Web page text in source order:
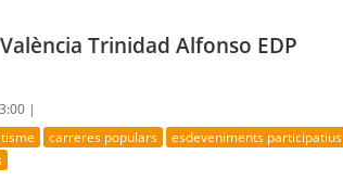
Trinidad Alfonso EDP
|
carreres populars
esdeveniments participatius